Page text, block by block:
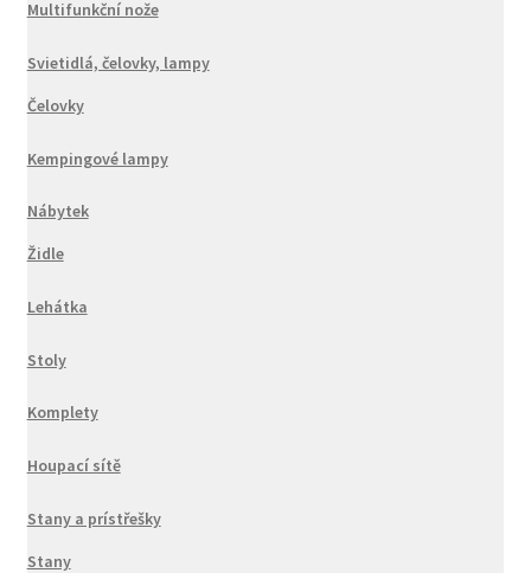
Multifunkční nože
Svietidlá, čelovky, lampy
Čelovky
Kempingové lampy
Nábytek
Židle
Lehátka
Stoly
Komplety
Houpací sítě
Stany a prístřešky
Stany